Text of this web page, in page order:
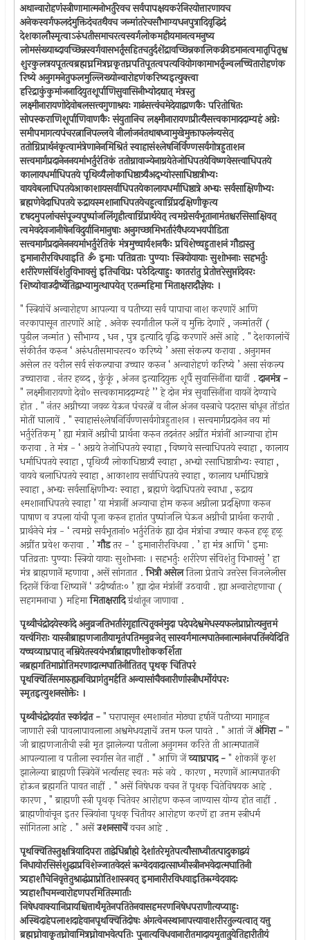
अथान्वारोहणंस्त्रीणामात्मनोभर्तुरेवच सर्वपापक्षयकरंनिरयोत्तारणायच
अनेकस्वर्गफलदंमुक्तिदंचतथैवच जन्मांतरेचसौभाग्यधनपुत्रादिवृद्धिदं
देशकालौस्मृत्वाऽरुंधतीसमाचरत्वस्वर्गलोकमहीयमानत्वमनुष्य
लोमसंख्याब्दावच्छिन्नस्वर्गवासभर्तृसहितचतुर्दशेंद्रावच्छिन्नकालिकक्रीडमानत्वमातृपितृश्व
शुरकुलत्रयपूतत्वब्रह्मघ्नमित्रघ्नकृतघ्नपतिपूतत्वपत्यवियोगकामाभर्तृज्वलच्चितारोहणंक
रिष्ये अनुगमनेतुफलमुल्लिख्योन्वारोहणंकरिष्यइत्युक्त्वा
हरिद्राकुंकुमांजनादियुतशूर्पाणिसुवासिनीभ्योदद्यात् मंत्रस्तु
लक्ष्मीनारायणोदेवोबलसत्त्वगुणाश्रयः गाढंसत्त्वंचमेदेयाद्वाणकैः परितोषितः
सोपस्कराणिशूर्पाणिवाणकैः संयुतानिच लक्ष्मीनारायणप्रीत्यैसत्त्वकामाददाम्यहं अग्नेः
समीपमागत्यपंचरत्नानिपल्लवे नीलांजनंतथाबध्वामुखेमुक्ताफलंन्यसेत्
ततोग्निप्रार्थनंकृत्वामंत्रेणानेनमिश्रितं स्वाहासंश्लेषनिर्विण्णसर्वगोत्रहुताशन
सत्त्वमार्गप्रदानेननयमांभर्तुरंतिकं ततोग्नावाज्येनाग्नयेतेजोधिपतयेविष्णवेसत्त्वाधिपतये
कालायधर्माधिपतये पृथिव्यैलोकाधिष्ठात्र्यैअद्भ्योरसाधिष्ठात्रीभ्यः
वायवेबलाधिपतयेआकाशायसर्वाधिपतयेकालायधर्माधिष्ठात्रे अभ्द्यः सर्वसाक्षिणीभ्यः
ब्रह्मणेवेदाधिपतये रुद्रायस्मशानाधिपतयेचहुत्वाग्निंप्रदक्षिणीकृत्य
दृषदमुपलांचसंपूज्यपुष्पांजलिंगृहीत्वाग्निंप्रार्थयेत् त्वमग्नेसर्वभूतानामंतश्चरसिसाक्षिवत्
त्वमेवदेवजानीषेनविदुर्यानिमानुषाः अनुगच्छामिभर्तारंवैधव्यभयपीडिता
सत्त्वमार्गप्रदानेननयमांभर्तुरंतिकं मंत्रमुच्चार्यशनकैः प्रविशेच्चहुताशनं गौडास्तु
इमानारीरविधवाइति ॐ इमाः पतिव्रताः पुण्याः स्त्रियोयायाः सुशोभनाः सहभर्तुः
शरीरेणसंविंशंतुविभावसुं इतिचविप्रः पठेदित्याहुः कातरांतु प्रेतोत्तरेसुप्तांदेवरः
शिष्योवाउदीर्ष्वेतिद्वाभ्यामुत्थापयेत् एतन्महिमा मिताक्षरादौज्ञेयः ।
" स्त्रियांचें अन्वारोहण आपल्या व पतीच्या सर्व पापाचा नाश करणारें आणि
नरकापासून तारणारें आहे . अनेक स्वर्गांतील फलें व मुक्ति देणारें , जन्मांतरीं (
पुढील जन्मांत ) सौभाग्य , धन , पुत्र इत्यादि वृद्धि करणारें असें आहे . " देशकालांचें
संकीर्तन करुन ‘ अरुंधतीसमाचरत्व० करिष्ये ’ असा संकल्प करावा . अनुगमन
असेल तर वरील सर्व संकल्पाचा उच्चार करुन ‘ अन्वारोहणं करिष्ये ’ असा संकल्प
उच्चारावा . नंतर हळद , कुंकूं , अंजन इत्यादियुक्त शूर्पै सुवासिनींना द्यावीं .दानमंत्र -
" लक्ष्मीनारायणो देवो० सत्त्वकामाददाम्यहं ’’ हे दोन मंत्र सुवासिनींना वायनें देण्याचे
होत . " नंतर अग्नीच्या जवळ येऊन पंचरत्नें व नील अंजन वस्त्राचे पदरास बांधून तोंडांत
मोतीं घालावें . " स्वाहासंश्लेषनिर्विण्णसर्वगोत्रहुताशन । सत्त्वमार्गप्रदानेन नय मां
भर्तुरंतिकम् ’ ह्या मंत्रानें अग्नीची प्रार्थना करुन तदनंतर अग्नींत मंत्रांनीं आज्याचा होम
करावा . ते मंत्र - ‘ अग्नये तेजोधिपतये स्वाहा , विष्णवे सत्त्वाधिपतये स्वाहा , कालाय
धर्माधिपतये स्वाहा , पृथिव्यै लोकाधिष्ठात्र्यै स्वाहा , अभ्द्यो रसाधिष्ठात्रीभ्यः स्वाहा ,
वायवे बलाधिपतये स्वाहा , आकाशाय सर्वाधिपतये स्वाहा , कालाय धर्माधिष्ठात्रे
स्वाहा , अभ्द्यः सर्वसाक्षिणीभ्यः स्वाहा , ब्रह्मणे वेदाधिपतये स्वाधा , रुद्राय
श्मशानाधिपतये स्वाहा ’ या मंत्रानीं अज्याचा होम करुन अग्नीला प्रदक्षिणा करुन
पाषाण व उपला यांची पूजा करुन हातांत पुष्पांजलि घेऊन अग्नीची प्रार्थना करावी .
प्रार्थनेचे मंत्र - ‘ त्वमग्ने सर्वभूतानां० भर्तुरंतिकं ह्या दोन मंत्रांचा उच्चार करुन हळू हळू
अग्नींत प्रवेश करावा . ’गौडतर - ‘ इमानारीरविधवा . ’ हा मंत्र आणि ‘ इमाः
पतिव्रताः पुण्याः स्त्रियो यायाः सुशोभनाः । सहभर्तुः शरीरेण संविशंतु विभावसुं ’ हा
मंत्र ब्राह्मणानें म्हणावा , असें सांगतात .भित्री असेलतिला प्रेताचे उत्तरेस निजलेलीस
दिरानें किंवा शिष्यानें ‘ उदीर्ष्वातः० ’ ह्या दोन मंत्रांनीं उठवावी . ह्या अन्वारोहणाचा (
सहगमनाचा ) महिमामिताक्षरादिग्रंथांतून जाणावा .
पृथ्वीचंद्रोदयेस्कांदे अनुव्रजतिभर्तारंगृहात्पितृवनंमुदा पदेपदेश्वमेधस्यफलंप्राप्नोत्यनुत्तमं
यत्त्वंगिराः यास्त्रीब्राह्मणजातीयामृतंपतिमनुव्रजेत् सास्वर्गमात्मघातेननात्मानंनपतिंनयेदिति
यच्चव्याघ्रपात् नम्रियेतस्वयंभर्त्राब्राह्मणीशोककर्शिता
नब्रह्मगतिमाप्नोतिमरणादात्मघातिनीतितत् पृथक् चितिपरं
पृथक्चितिंसमारुह्यनविप्रागंतुमर्हति अन्यासांचैवनारीणांस्त्रीधर्मोयंपरः
स्मृतइत्युशनसोक्तेः ।
पृथ्वीचंद्रोदयांत स्कांदांत -" घरापासून श्मशानांत मोठ्या हर्षानें पतीच्या मागाहून
जाणारी स्त्री पावलापावलाला अश्वमेधयज्ञाचें उत्तम फल पावते . " आतां जेंअंगिरा -"
जी ब्राह्मणजातीची स्त्री मृत झालेल्या पतीला अनुगमन करिते ती आत्मघातानें
आपल्याला व पतीला स्वर्गास नेत नाहीं . " आणि जेंव्याघ्रपाद -" शोकानें कृश
झालेल्या ब्राह्मणी स्त्रियेनें भर्त्यासह स्वतः मरुं नये . कारण , मरणानें आत्मघातकी
होऊन ब्रह्मगति पावत नाहीं . " असें निषेधक वचन तें पृथक् चितेविषयक आहे .
कारण , " ब्राह्मणी स्त्री पृथक् चितेवर आरोहण करुन जाण्यास योग्य होत नाहीं .
ब्राह्मणीवांचून इतर स्त्रियांना पृथक् चितीवर आरोहण करणें हा उत्तम स्त्रीधर्म
सांगितला आहे . " असेंउशनसाचेंवचन आहे .
पृथक्चितिस्तुक्षत्रियादिपरा ताद्वेधिर्ब्राह्मे देशांतरेमृतेपत्यौसाध्वीतत्पादुकाद्वयं
निधायोरसिसंशुद्धाप्रविशेज्जातवेदसं ऋग्वेदवादात्साध्वीस्त्रीनभवेदात्मघातिनी
त्र्यहाशौचेनिवृत्तेतुश्राद्धंप्राप्नोतिशास्त्रवत् इमानारीरविधवाइतिऋग्वेदवादः
त्र्यहाशौचमन्वारोहणपरमितिस्मार्ताः
निषेधवाक्यानिप्रायश्चित्तार्थंमृतेनपतितेनवासहमरणनिषेधपराणीत्यप्याहुः
अस्थिदाहेपलाशदाहेवानपृथक्चितिदोषः अंगत्वेनस्थानापत्त्यावाशरीरतुल्यत्वात् यत्तु
ब्रह्मघ्नोवाकृतघ्नोवामित्रघ्नोवाभवेत्पतिः पुनात्यविधवानारीतमादायमृतातुयेतिहारीतीयं